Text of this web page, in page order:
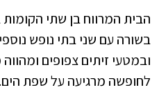
הבית המרווח בן שתי
בשורה עם שני בתי נופש
ובמטעי זיתים צפופים ומהווה
לחופשה מרגיעה על שפת